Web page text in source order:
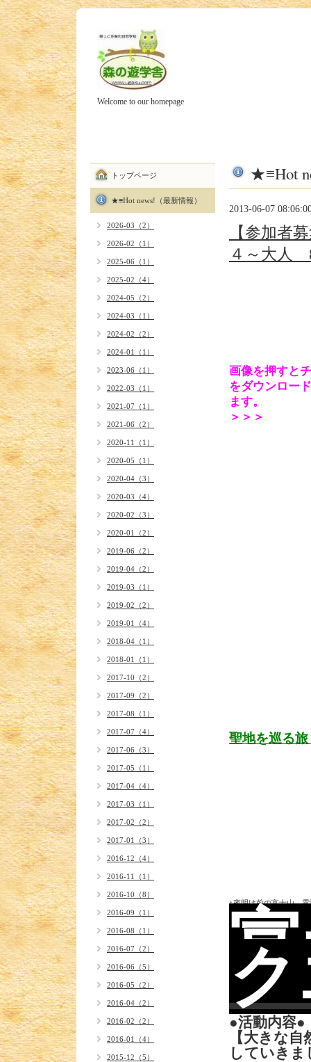
Welcome to our homepage
★≡Hot
2013-06-07
【参加者
４～大人
画像を押すと
をダウンロー
ます。
＞＞＞
聖地を巡る
↑夜明け前の富士山。
●活動内
【大きな
していきま
トップページ
★≡Hot news!（最新情報）
2026-03（2）
2026-02（1）
2025-06（1）
2025-02（4）
2024-05（2）
2024-03（1）
2024-02（2）
2024-01（1）
2023-06（1）
2022-03（1）
2021-07（1）
2021-06（2）
2020-11（1）
2020-05（1）
2020-04（3）
2020-03（4）
2020-02（3）
2020-01（2）
2019-06（2）
2019-04（2）
2019-03（1）
2019-02（2）
2019-01（4）
2018-04（1）
2018-01（1）
2017-10（2）
2017-09（2）
2017-08（1）
2017-07（4）
2017-06（3）
2017-05（1）
2017-04（4）
2017-03（1）
2017-02（2）
2017-01（3）
2016-12（4）
2016-11（1）
2016-10（8）
2016-09（1）
2016-08（1）
2016-07（2）
2016-06（5）
2016-05（2）
2016-04（2）
2016-02（2）
2016-01（4）
2015-12（5）